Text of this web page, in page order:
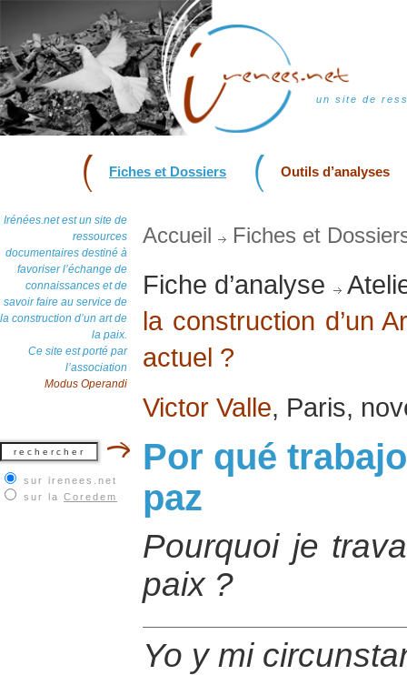
un site de
Fiches et Dossiers Outils d’analyses
Irénées.net est un site de
ressources
documentaires destiné à
favoriser l’échange de
connaissances et de
savoir faire au service de
la construction d’un art de
la paix.
Ce site est porté par
l’association
Modus Operandi
sur irenees.net
sur la Coredem
Accueil Fiches et
Fiche d’analyse
la construction d’un
actuel ?
Victor Valle, Paris,
Por qué
paz
Pourquoi je
paix ?
Yo y mi